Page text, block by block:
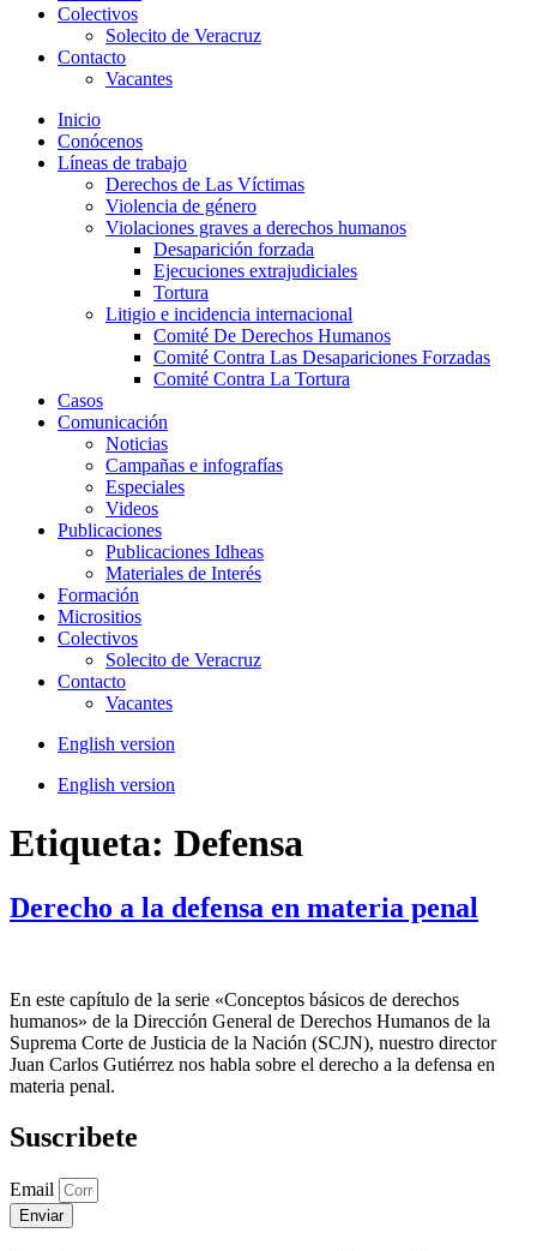
Colectivos
Solecito de Veracruz
Contacto
Vacantes
Inicio
Conócenos
Líneas de trabajo
Derechos de Las Víctimas
Violencia de género
Violaciones graves a derechos humanos
Desaparición forzada​
Ejecuciones extrajudiciales
Tortura
Litigio e incidencia internacional
Comité De Derechos Humanos​
Comité Contra Las Desapariciones Forzadas
Comité Contra La Tortura​
Casos
Comunicación
Noticias
Campañas e infografías
Especiales
Videos
Publicaciones
Publicaciones Idheas
Materiales de Interés
Formación
Micrositios
Colectivos
Solecito de Veracruz
Contacto
Vacantes
English version
English version
Etiqueta: Defensa
Derecho a la defensa en materia penal
En este capítulo de la serie «Conceptos básicos de derechos
humanos» de la Dirección General de Derechos Humanos de la
Suprema Corte de Justicia de la Nación (SCJN), nuestro director
Juan Carlos Gutiérrez nos habla sobre el derecho a la defensa en
materia penal.
Suscribete
Email
Enviar